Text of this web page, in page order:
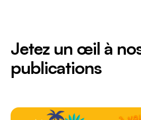
Jetez un œil à
publications